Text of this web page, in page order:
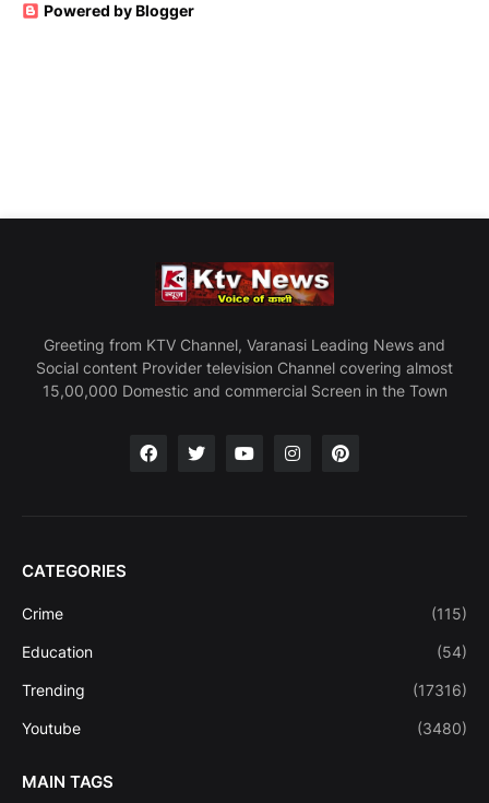
Powered by Blogger
Greeting from KTV Channel, Varanasi Leading News and
Social content Provider television Channel covering almost
15,00,000 Domestic and commercial Screen in the Town
CATEGORIES
Crime (115)
Education (54)
Trending (17316)
Youtube (3480)
MAIN TAGS